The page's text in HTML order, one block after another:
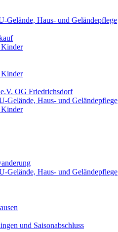
Gelände, Haus- und Geländepflege
Kinder
Kinder
OG Friedrichsdorf
Gelände, Haus- und Geländepflege
Kinder
Gelände, Haus- und Geländepflege
und Saisonabschluss